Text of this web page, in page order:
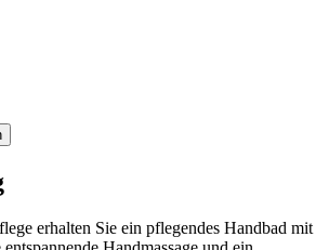
erhalten Sie ein pflegendes Handbad mit